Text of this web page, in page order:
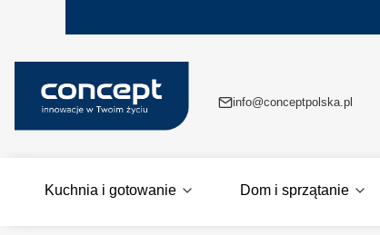
info@conceptpolska.pl
Kuchnia i gotowanie Dom i sprzątanie